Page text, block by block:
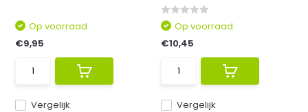
Vergelijk
Op voorraad
€9,95
Vergelijk
Op voorraad
€10,45